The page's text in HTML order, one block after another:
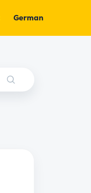
German